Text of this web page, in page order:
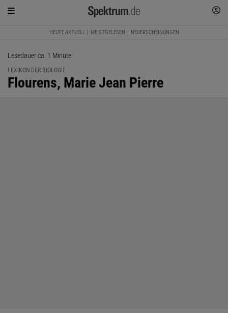
HEUTE AKTUELL MEISTGELESEN NEUERSCHEINUNGEN
Lesedauer ca. 1 Minute
LEXIKON DER BIOLOGIE
:
Flourens, Marie Jean Pierre